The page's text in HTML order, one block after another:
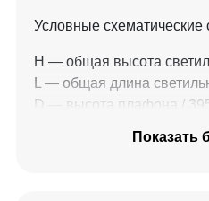
Условные схематические
Н — общая высота
L — общая длина
D — высота плафона /
Показать